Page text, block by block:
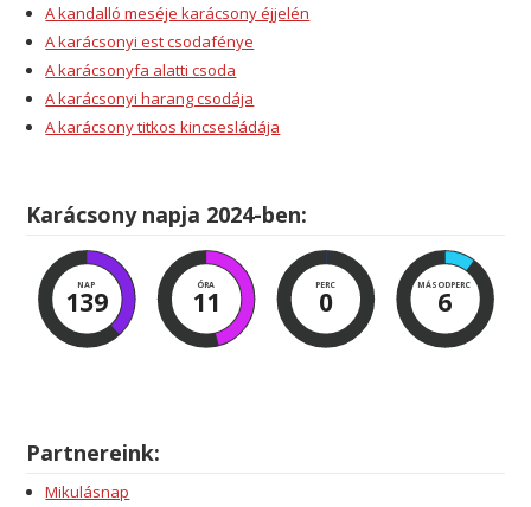
A kandalló meséje karácsony éjjelén
A karácsonyi est csodafénye
A karácsonyfa alatti csoda
A karácsonyi harang csodája
A karácsony titkos kincsesládája
Karácsony napja 2024-ben:
NAP
139
ÓRA
11
PERC
0
MÁSODPERC
5
Partnereink:
Mikulásnap